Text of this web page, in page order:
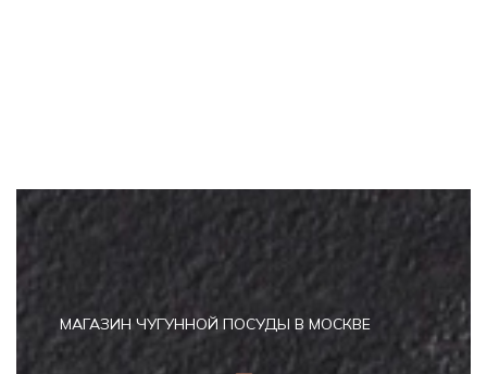
МАГАЗИН ЧУГУННОЙ ПОСУДЫ В МОСКВЕ